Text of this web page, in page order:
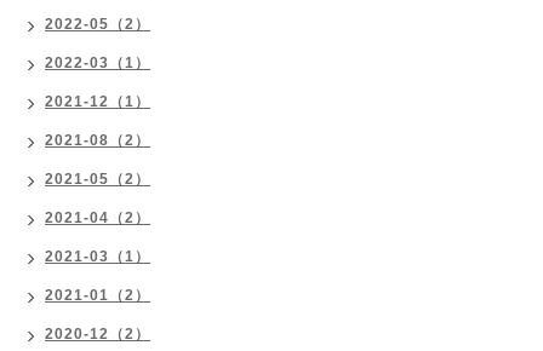
2022-05（2）
2022-03（1）
2021-12（1）
2021-08（2）
2021-05（2）
2021-04（2）
2021-03（1）
2021-01（2）
2020-12（2）